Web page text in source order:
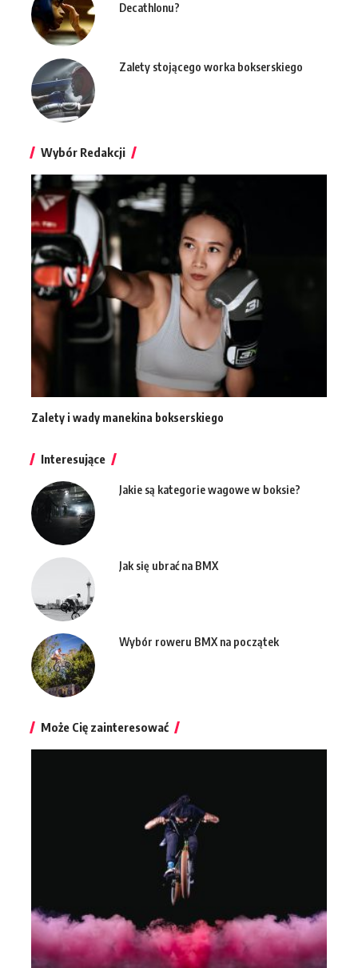
Decathlonu?
Zalety stojącego worka bokserskiego
Wybór Redakcji
Zalety i wady manekina bokserskiego
Interesujące
Jakie są kategorie wagowe w boksie?
Jak się ubrać na BMX
Wybór roweru BMX na początek
Może Cię zainteresować